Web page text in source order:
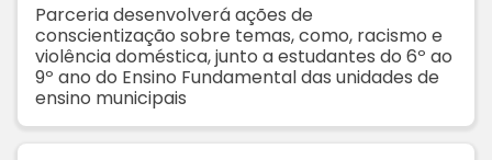
Parceria desenvolverá ações de
conscientização sobre temas, como, racismo e
violência doméstica, junto a estudantes do 6º ao
9º ano do Ensino Fundamental das unidades de
ensino municipais